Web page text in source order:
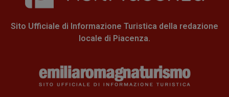
Sito Ufficiale di Informazione Turistica della redazione
locale di Piacenza.